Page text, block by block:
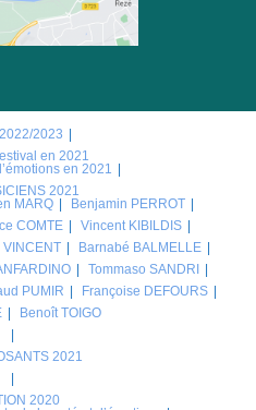
2023
en 2021
en 2021
2021
MARQ
Benjamin PERROT
COMTE
Vincent KIBILDIS
VINCENT
Barnabé BALMELLE
Tommaso SANDRI
PUMIR
Françoise DEFOURS
Benoît TOIGO
2021
2020